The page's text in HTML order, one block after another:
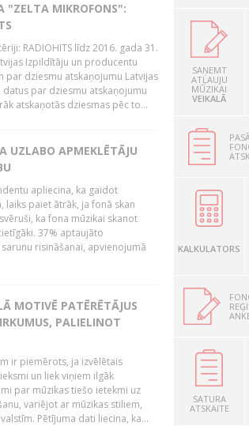
"ZELTA MIKROFONS":
RADIOHITS līdz 2016. gada 31.
Izpildītāju un producentu
par dziesmu atskaņojumu Latvijas
par dziesmu atskaņojumu
atskaņotās dziesmas pēc to...
UZLABO APMEKLĒTĀJU
apliecina, ka gaidot
laiks paiet ātrāk, ja fonā skan
ka fona mūzikai skanot
37% aptaujāto
risināšanai, apvienojumā
MOTIVĒ PATĒRĒTĀJUS
PALIELINOT
ir piemērots, ja izvēlētais
un liek viņiem ilgāk
par mūzikas tiešo ietekmi uz
variējot ar mūzikas stiliem,
Pētījuma dati liecina, ka...
SAŅEMT
ATĻAUJU
MŪZIKAI
VEIKALĀ
KALKULATORS
SATURA
ATSKAITE